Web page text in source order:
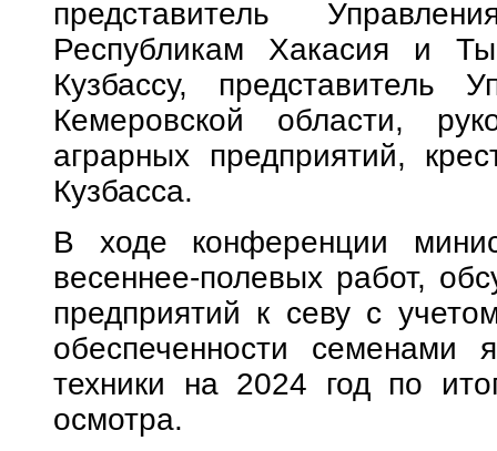
представитель
Республикам Хакасия и
Кузбассу,
Кемеровской области,
аграрных предприятий,
Кузбасса.
В ходе конференции
весеннее-полевых работ,
предприятий к севу с
обеспеченности семенами
техники на 2024 год по
осмотра.